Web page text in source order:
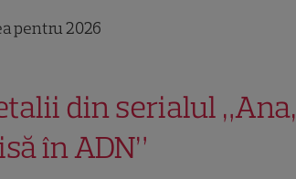
pentru 2026
din serialul „Ana,
în ADN”